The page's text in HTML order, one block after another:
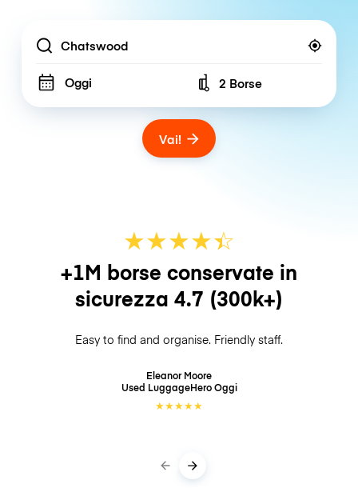
Location
Oggi Number of bags
2 Borse
Vai!
★★★★☆
★
+1M borse conservate in
sicurezza 4.7 (300k+)
Easy to find and organise. Friendly staff.
Eleanor Moore
Used LuggageHeroOggi
★★★★★